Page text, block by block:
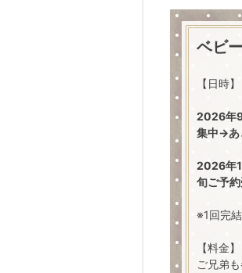
ベビ
【日時】
2026年
集中→あ
2026年
旬ご予
※1回完
【料金
ご兄弟